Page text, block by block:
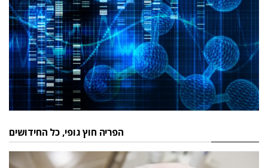
הפריה חוץ גופי, כל החידושים